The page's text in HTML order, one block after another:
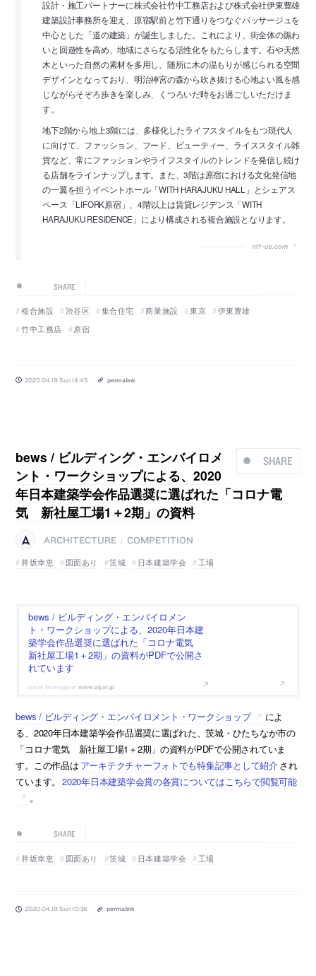
設計・施工パートナーに株式会社竹中工務店および株式会社伊東豊雄
建築設計事務所を迎え、原宿駅前と竹下通りをつなぐパッサージュを
中心とした「道の建築」が誕生しました。これにより、街全体の賑わ
いと回遊性を高め、地域にさらなる活性化をもたらします。石や天然
木といった自然の素材を多用し、随所に木の温もりが感じられる空間
デザインとなっており、明治神宮の森から吹き抜ける心地よい風を感
じながらそぞろ歩きを楽しみ、くつろいだ時をお過ごしいただけま
す。
地下2階から地上3階には、多様化したライフスタイルをもつ現代人
に向けて、ファッション、フード、ビューティー、ライススタイル雑
貨など、常にファッションやライフスタイルのトレンドを発信し続け
る店舗をラインナップします。また、3階は原宿における文化発信地
の一翼を担うイベントホール「WITH HARAJUKU HALL」とシェアス
ペース「LIFORK原宿」、4階以上は賃貸レジデンス「WITH
HARAJUKU RESIDENCE」により構成される複合施設となります。
ntt-us.com
SHARE
複合施設 渋谷区 集合住宅 商業施設 東京
伊東豊雄
竹中工務店
原宿
2020.04.19 Sun 14:45 permalink
SHARE
bews / ビルディング・エンバイロメ
ント・ワークショップによる、2020
年日本建築学会作品選奨に選ばれた「コロナ電
気 新社屋工場1＋2期」の資料
ARCHITECTURE
COMPETITION
井坂幸恵
図面あり 茨城 日本建築学会 工場
bews / ビルディング・エンバイロメン
ト・ワークショップによる、2020年日本建
築学会作品選奨に選ばれた「コロナ電気
新社屋工場1＋2期」の資料がPDFで公開さ
れています
www.aij.or.jp
bews / ビルディング・エンバイロメント・ワークショップ
によ
る、2020年日本建築学会作品選奨に選ばれた、茨城・ひたちなか市の
「コロナ電気 新社屋工場1＋2期」の資料がPDFで公開されていま
す。この作品は アーキテクチャーフォトでも特集記事として紹介され
ています。 2020年日本建築学会賞の各賞についてはこちらで閲覧可能
。
SHARE
井坂幸恵 図面あり 茨城 日本建築学会 工場
2020.04.19 Sun 10:36 permalink